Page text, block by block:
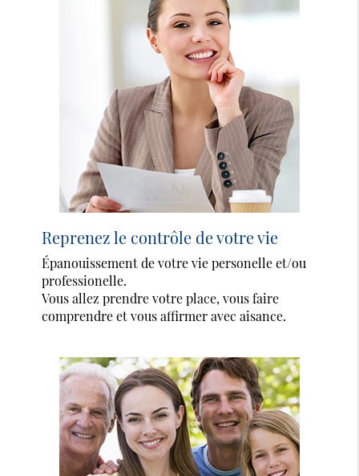
Reprenez le contrôle de votre vie
Épanouissement de votre vie personelle et/ou
professionelle.
Vous allez prendre votre place, vous faire
comprendre et vous affirmer avec aisance.